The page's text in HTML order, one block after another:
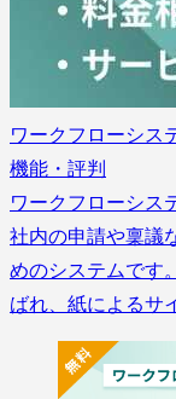
ワークフローシス
機能・評判
ワークフローシス
社内の申請や稟議
めのシステムです
ばれ、紙によるサ